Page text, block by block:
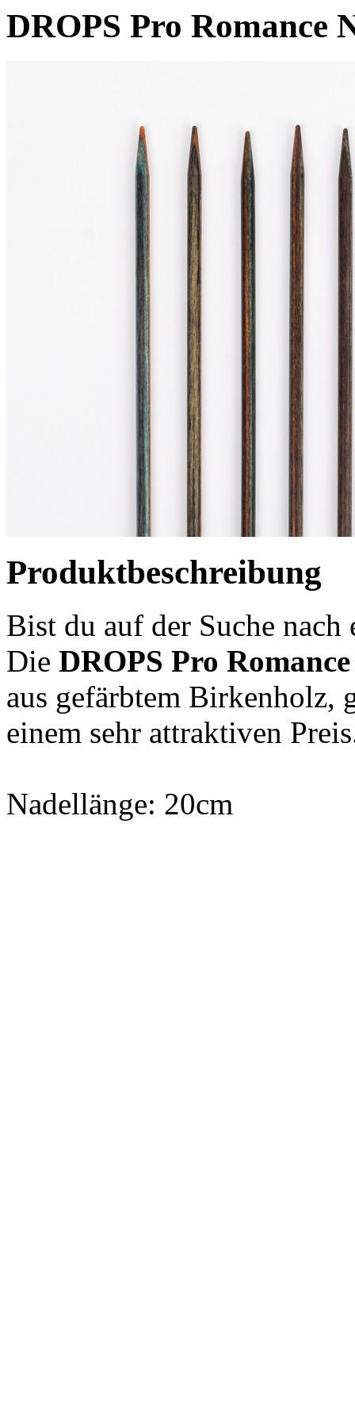
DROPS Pro Romance
Produktbeschreibung
Bist du auf der Suche
Die DROPS Pro Romance
aus gefärbtem Birkenholz,
einem sehr attraktiven
Nadellänge: 20cm